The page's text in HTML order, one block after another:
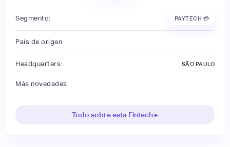
Segmento: PAYTECH 💳
País de origen:
Headquarters: SÃO PAULO
Más novedades
Todo sobre esta Fintech ▸